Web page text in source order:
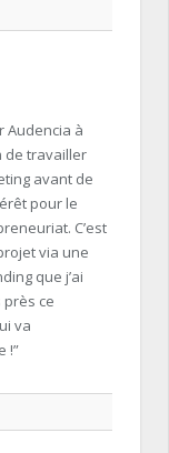
Audencia à
de travailler
avant de
pour le
C’est
via une
que j’ai
près ce
va
!”